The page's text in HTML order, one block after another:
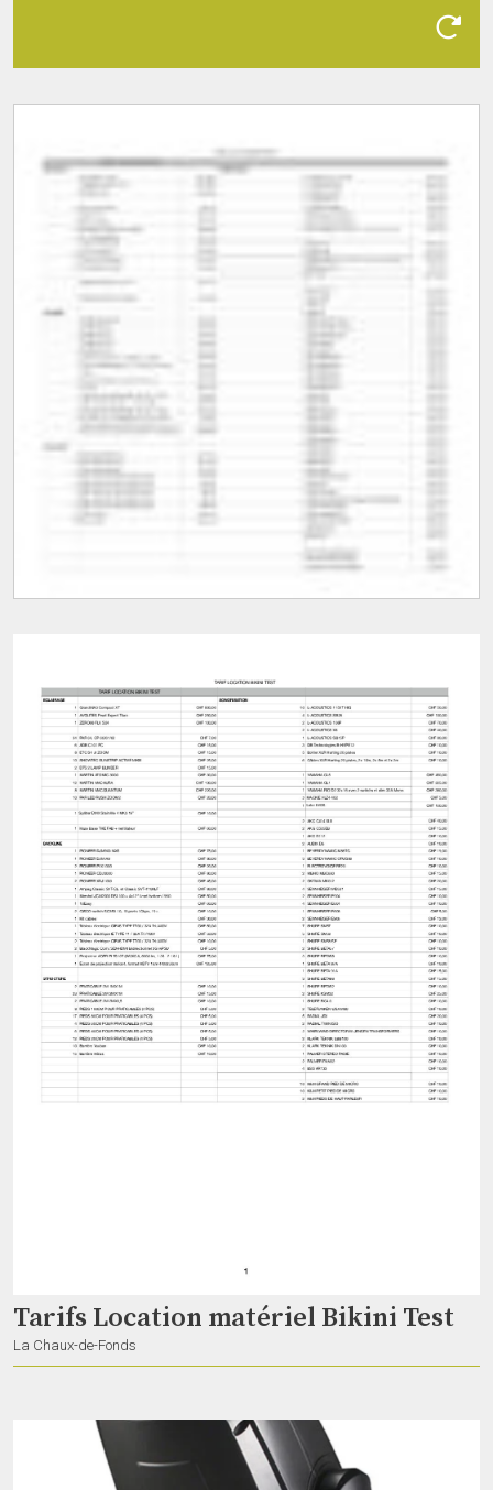
Tarifs Location matériel Bikini Test
Bikini Test
La Chaux-de-Fonds
2 Moving Profile
Philumen
Genève
Studio de répétitions 400m2 à Genève
Genève
Tarifs Location matériel Bikini Test
La Chaux-de-Fonds